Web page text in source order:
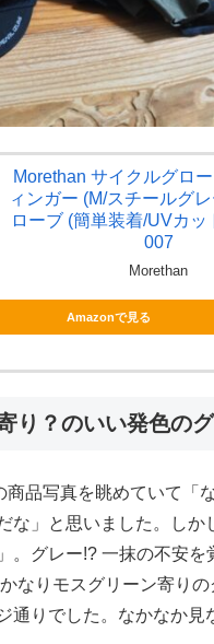
Morethan サイクルグロ
ィンガー (M/スチールグ
ローブ (簡単装着/UVカッ
007
Morethan
Amazonで見る
り？のいい発色の
商品写真を眺めていて「
な」と思いました。しか
。グレー!? 一抹の不安を
なりモスグリーン寄りの
通りでした。なかなか見